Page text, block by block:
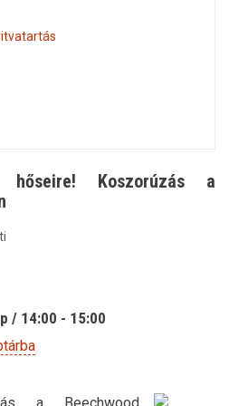
hőseire! Koszorúzás a
/ 14:00 - 15:00